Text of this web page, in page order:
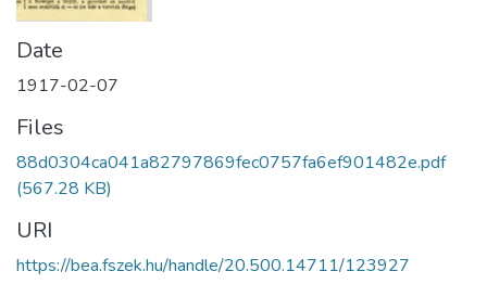
Date
1917-02-07
Files
88d0304ca041a82797869fec0757fa6ef901482e.pdf
(567.28 KB)
URI
https://bea.fszek.hu/handle/20.500.14711/123927